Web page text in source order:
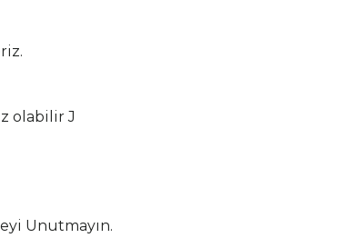
olabilirJ
Unutmayın.